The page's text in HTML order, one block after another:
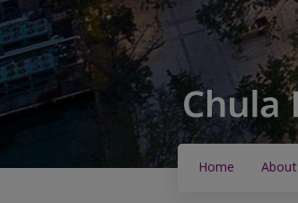
Home About